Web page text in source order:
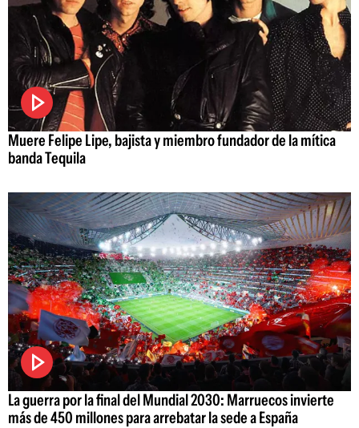
Muere Felipe Lipe, bajista y miembro fundador de la mítica
banda Tequila
La guerra por la final del Mundial 2030: Marruecos invierte
más de 450 millones para arrebatar la sede a España